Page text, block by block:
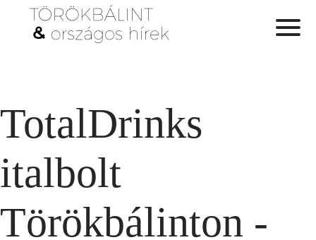
TotalDrinks
italbolt
Törökbálinton -